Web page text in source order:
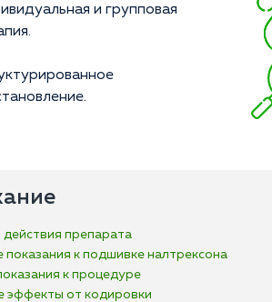
и групповая
действия препарата
к подшивке налтрексона
к процедуре
эффекты от кодировки